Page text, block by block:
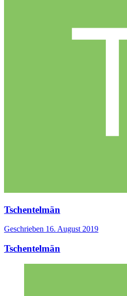
Tschentelmän
Geschrieben 16. August 2019
Tschentelmän